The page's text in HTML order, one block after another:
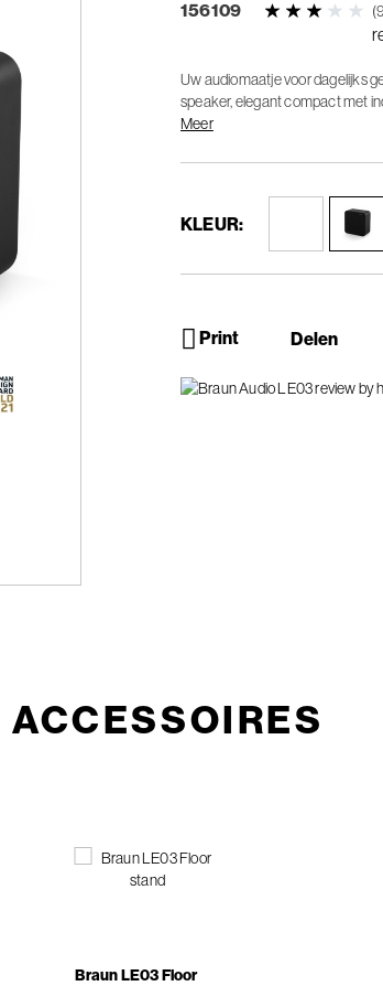
156109
Uw audiomaatje voor dagelijks
speaker, elegant compact met
Assistant.
Meer
KLEUR:
Print Delen
ACCESSOIRES
Braun LE03 Floor